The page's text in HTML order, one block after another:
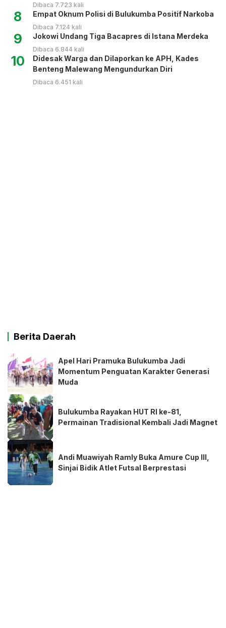
Dibaca 7.723 kali
8 Empat Oknum Polisi di Bulukumba Positif Narkoba
Dibaca 7.124 kali
9 Jokowi Undang Tiga Bacapres di Istana Merdeka
Dibaca 6.844 kali
10
Didesak Warga dan Dilaporkan ke APH, Kades
Benteng Malewang Mengundurkan Diri
Dibaca 6.451 kali
Berita Daerah
Apel Hari Pramuka Bulukumba Jadi
Momentum Penguatan Karakter Generasi
Muda
Bulukumba Rayakan HUT RI ke-81,
Permainan Tradisional Kembali Jadi Magnet
Andi Muawiyah Ramly Buka Amure Cup III,
Sinjai Bidik Atlet Futsal Berprestasi